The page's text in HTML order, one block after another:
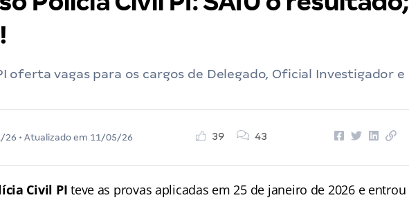
oferta vagas para os cargos de Delegado, Oficial Investigador e
26 • Atualizado em 11/05/26
39 43
Civil PI teve as provas aplicadas em 25 de janeiro de 2026 e entrou